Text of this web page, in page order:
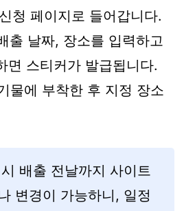
청 페이지로 들어갑니다.
출 날짜, 장소를 입력하고
면 스티커가 발급됩니다.
물에 부착한 후 지정 장소
배출 전날까지 사이트
변경이 가능하니, 일정